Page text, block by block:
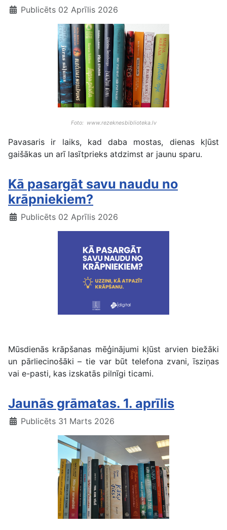
Publicēts 02 Aprīlis 2026
Foto: www.rezeknesbiblioteka.lv
Pavasaris ir laiks, kad daba mostas, dienas kļūst
gaišākas un arī lasītprieks atdzimst ar jaunu sparu.
Kā pasargāt savu naudu no
krāpniekiem?
Publicēts 02 Aprīlis 2026
Mūsdienās krāpšanas mēģinājumi kļūst arvien biežāki
un pārliecinošāki – tie var būt telefona zvani, īsziņas
vai e-pasti, kas izskatās pilnīgi ticami.
Jaunās grāmatas. 1. aprīlis
Publicēts 31 Marts 2026